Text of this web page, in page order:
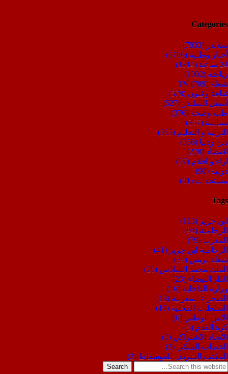
Categories
سلايدر (7833)
أخبار وطنية (5706)
24 ساعة
(1314)
رياضة (1002)
شعلة TV (709)
ثقافة وفنون (578)
أسفل السليدر (527)
طب وصحة (376)
سياسة (367)
التربية و التعليم (363)
دين ودنيا (356)
اقتصاد (278)
اراء و اقلام (97)
دولية (90)
مستجدات (61)
Tags
ابن جرير (113)
الرحامنة (94)
المغرب (79)
الرحامنة ابن جرير (41)
شعلة بريس (39)
الملك محمد السادس (26)
الدار البيضاء (23)
وزارة الداخلية (16)
الصحراء المغربية (13)
السلطات المحلية (10)
الامن الوطني (6)
كرة القدم (5)
الاتحاد الاشتراكي (3)
الخطاب الملكي (3)
المكتب الشريف للفوسفاط (3)
Search